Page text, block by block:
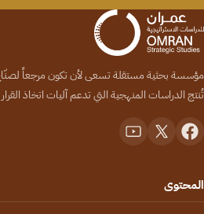
مؤسسة بحثية مستقلة تسعى لأن تكون مرجعاً لصنّاع
تُنتج الدراسات المنهجية التي تدعم آليات اتخاذ
المحتوى